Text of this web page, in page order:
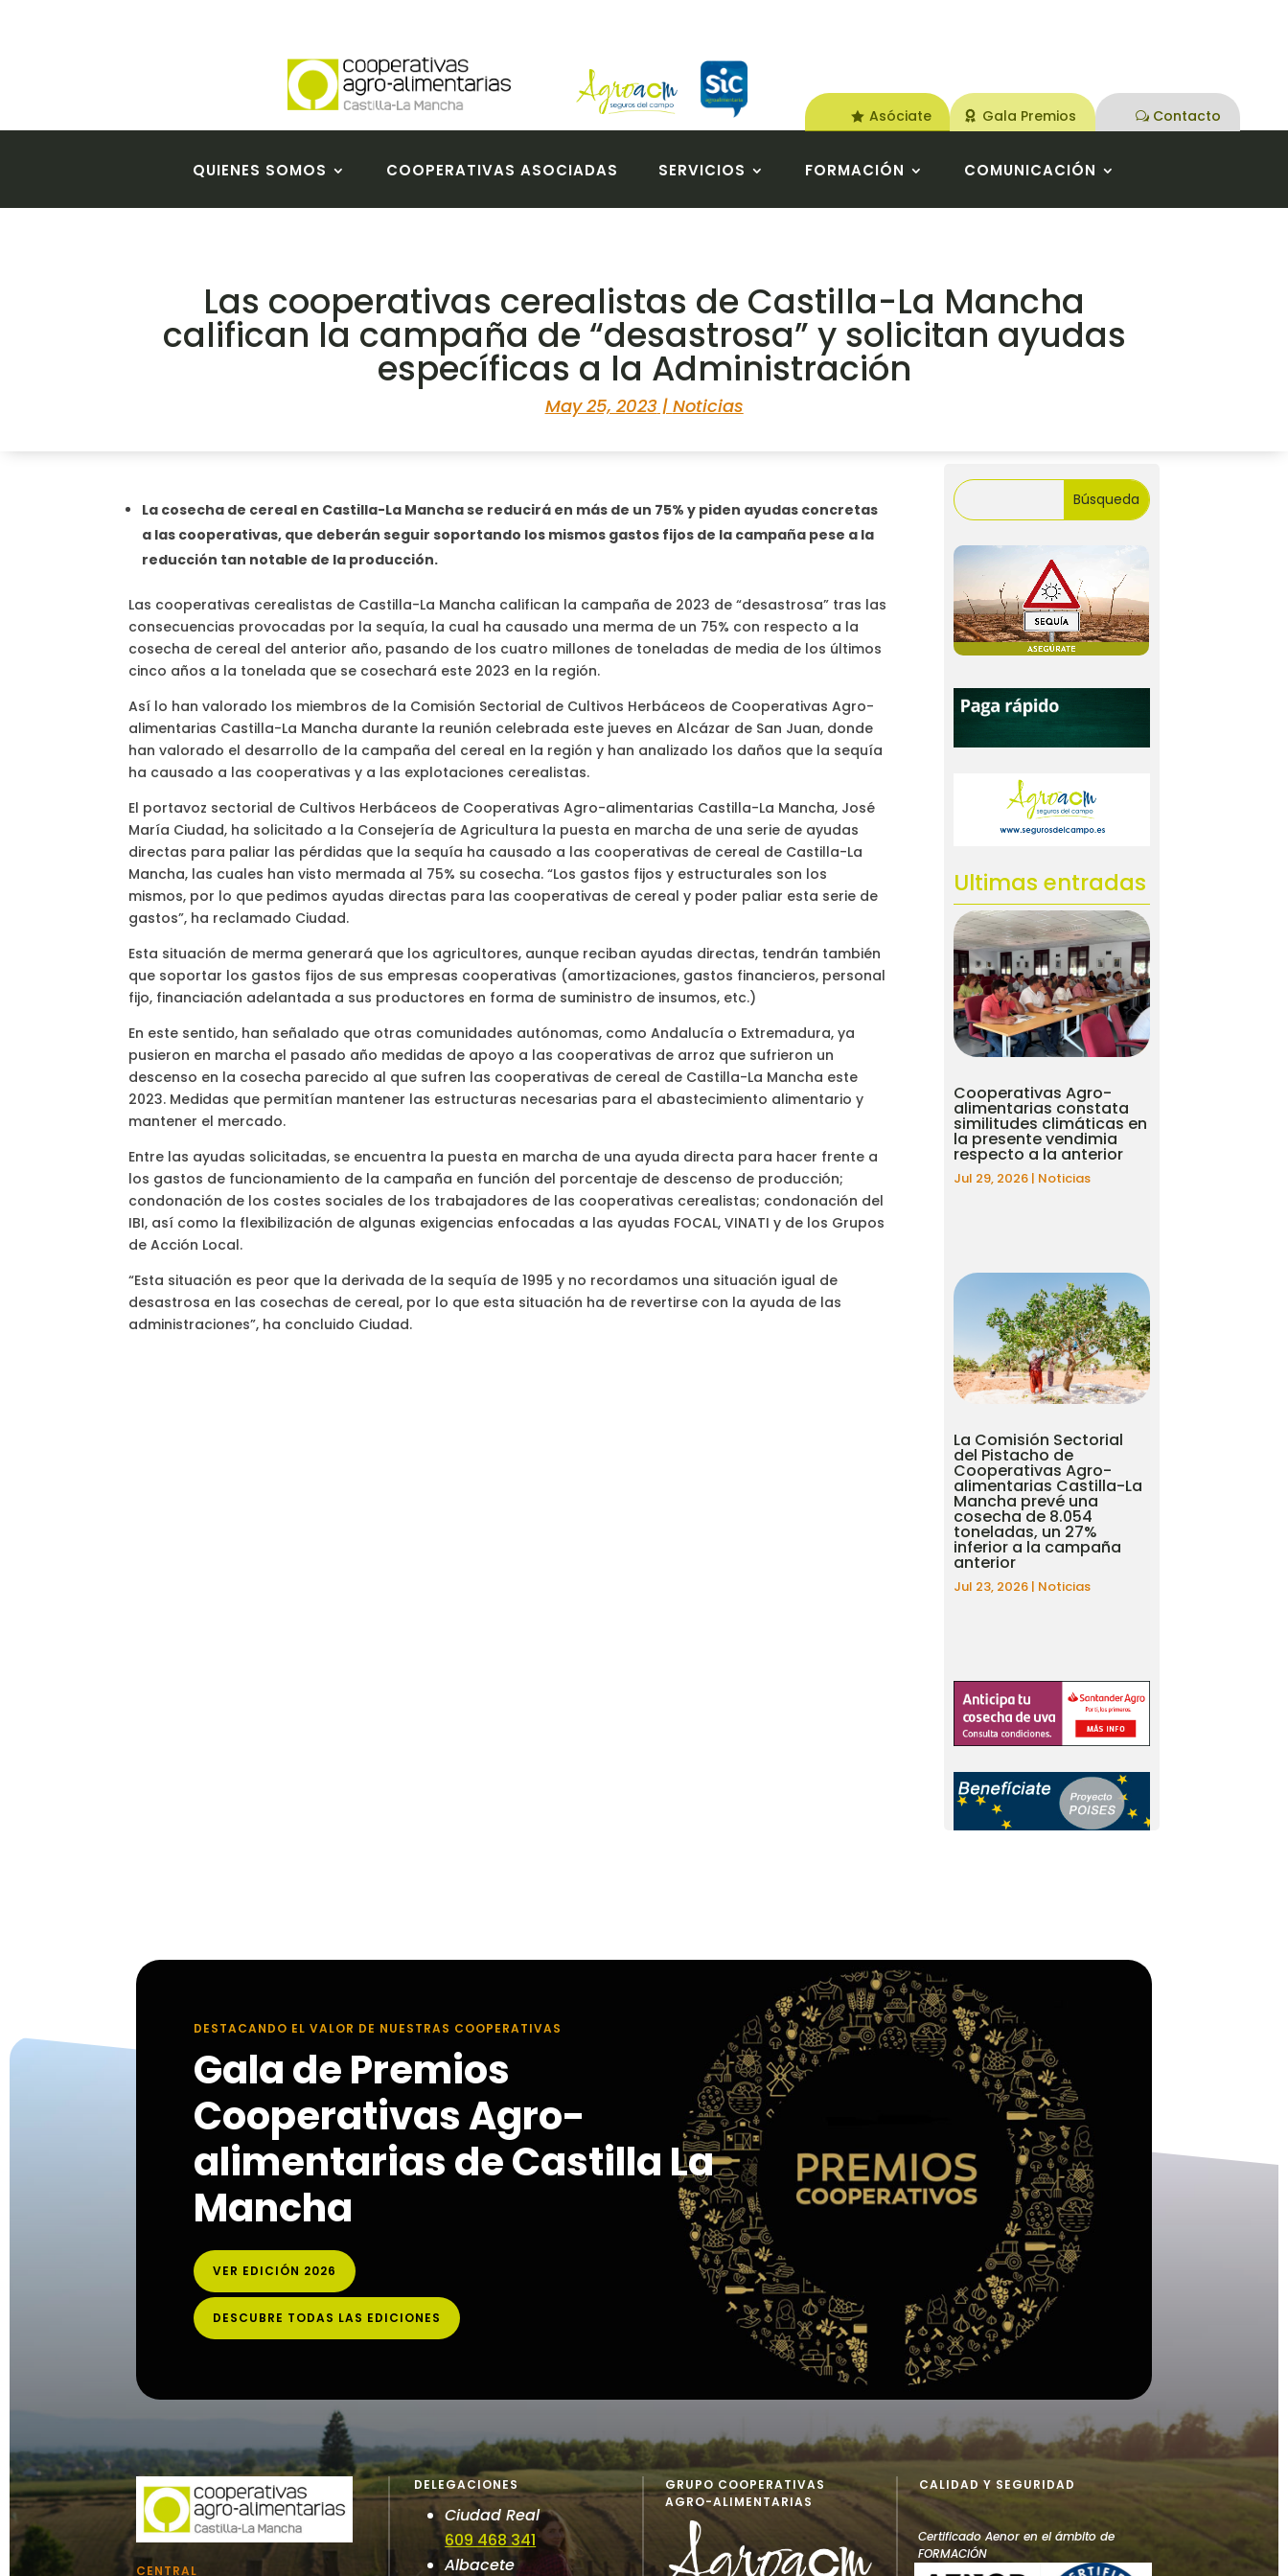
Asóciate Gala Premios Contacto
QUIENES SOMOS COOPERATIVAS ASOCIADAS SERVICIOS FORMACIÓN COMUNICACIÓN
Las cooperativas cerealistas de Castilla-La Mancha
califican la campaña de “desastrosa” y solicitan ayudas
específicas a la Administración
May 25, 2023| Noticias
La cosecha de cereal en Castilla-La Mancha se reducirá en más de un 75% y piden ayudas concretas
a las cooperativas, que deberán seguir soportando los mismos gastos fijos de la campaña pese a la
reducción tan notable de la producción.
Las cooperativas cerealistas de Castilla-La Mancha califican la campaña de 2023 de “desastrosa” tras las
consecuencias provocadas por la sequía, la cual ha causado una merma de un 75% con respecto a la
cosecha de cereal del anterior año, pasando de los cuatro millones de toneladas de media de los últimos
cinco años a la tonelada que se cosechará este 2023 en la región.
Así lo han valorado los miembros de la Comisión Sectorial de Cultivos Herbáceos de Cooperativas Agro-
alimentarias Castilla-La Mancha durante la reunión celebrada este jueves en Alcázar de San Juan, donde
han valorado el desarrollo de la campaña del cereal en la región y han analizado los daños que la sequía
ha causado a las cooperativas y a las explotaciones cerealistas.
El portavoz sectorial de Cultivos Herbáceos de Cooperativas Agro-alimentarias Castilla-La Mancha, José
María Ciudad, ha solicitado a la Consejería de Agricultura la puesta en marcha de una serie de ayudas
directas para paliar las pérdidas que la sequía ha causado a las cooperativas de cereal de Castilla-La
Mancha, las cuales han visto mermada al 75% su cosecha. “Los gastos fijos y estructurales son los
mismos, por lo que pedimos ayudas directas para las cooperativas de cereal y poder paliar esta serie de
gastos”, ha reclamado Ciudad.
Esta situación de merma generará que los agricultores, aunque reciban ayudas directas, tendrán también
que soportar los gastos fijos de sus empresas cooperativas (amortizaciones, gastos financieros, personal
fijo, financiación adelantada a sus productores en forma de suministro de insumos, etc.)
En este sentido, han señalado que otras comunidades autónomas, como Andalucía o Extremadura, ya
pusieron en marcha el pasado año medidas de apoyo a las cooperativas de arroz que sufrieron un
descenso en la cosecha parecido al que sufren las cooperativas de cereal de Castilla-La Mancha este
2023. Medidas que permitían mantener las estructuras necesarias para el abastecimiento alimentario y
mantener el mercado.
Entre las ayudas solicitadas, se encuentra la puesta en marcha de una ayuda directa para hacer frente a
los gastos de funcionamiento de la campaña en función del porcentaje de descenso de producción;
condonación de los costes sociales de los trabajadores de las cooperativas cerealistas; condonación del
IBI, así como la flexibilización de algunas exigencias enfocadas a las ayudas FOCAL, VINATI y de los Grupos
de Acción Local.
“Esta situación es peor que la derivada de la sequía de 1995 y no recordamos una situación igual de
desastrosa en las cosechas de cereal, por lo que esta situación ha de revertirse con la ayuda de las
administraciones”, ha concluido Ciudad.
Ultimas entradas
Cooperativas Agro-
alimentarias constata
similitudes climáticas en
la presente vendimia
respecto a la anterior
Jul 29, 2026 | Noticias
La Comisión Sectorial
del Pistacho de
Cooperativas Agro-
alimentarias Castilla-La
Mancha prevé una
cosecha de 8.054
toneladas, un 27%
inferior a la campaña
anterior
Jul 23, 2026 | Noticias
DESTACANDO EL VALOR DE NUESTRAS COOPERATIVAS
Gala de Premios
Cooperativas Agro-
alimentarias de Castilla La
Mancha
VER EDICIÓN 2026
DESCUBRE TODAS LAS EDICIONES
CENTRAL
DELEGACIONES
Ciudad Real
609 468 341
Albacete
GRUPO COOPERATIVAS
AGRO-ALIMENTARIAS
CALIDAD Y SEGURIDAD
Certificado Aenor en el ámbito de
FORMACIÓN